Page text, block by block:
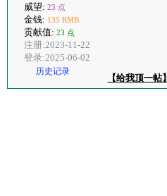
威望: 23 点
金钱: 135 RMB
贡献值: 23 点
注册:2023-11-22
登录:2025-06-02
历史记录
【给我顶一帖】